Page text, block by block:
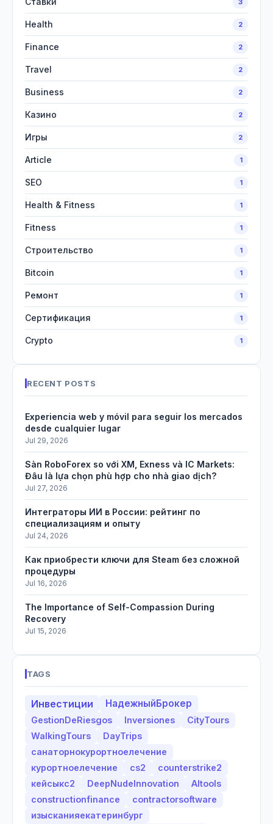
Health 2
Finance 2
Travel 2
Business 2
Казино 2
Игры 2
Article 1
SEO 1
Health & Fitness 1
Fitness 1
Строительство 1
Bitcoin 1
Ремонт 1
Сертификация 1
Crypto 1
RECENT POSTS
Experiencia web y móvil para seguir los mercados
desde cualquier lugar
Jul 29, 2026
Sàn RoboForex so với XM, Exness và IC Markets:
Đâu là lựa chọn phù hợp cho nhà giao dịch?
Jul 27, 2026
Интеграторы ИИ в России: рейтинг по
специализациям и опыту
Jul 24, 2026
Как приобрести ключи для Steam без сложной
процедуры
Jul 16, 2026
The Importance of Self-Compassion During
Recovery
Jul 15, 2026
TAGS
Инвестиции НадежныйБрокер
GestionDeRiesgos Inversiones
CityTours
WalkingTours
DayTrips
санаторнокурортноелечение
курортноелечение
cs2
counterstrike2
кейсыкс2
DeepNudeInnovation
AItools
constructionfinance
contractorsoftware
изысканияекатеринбург